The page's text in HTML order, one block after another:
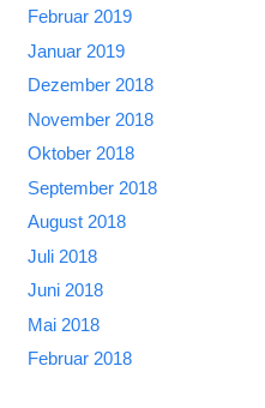
Februar 2019
Januar 2019
Dezember 2018
November 2018
Oktober 2018
September 2018
August 2018
Juli 2018
Juni 2018
Mai 2018
Februar 2018